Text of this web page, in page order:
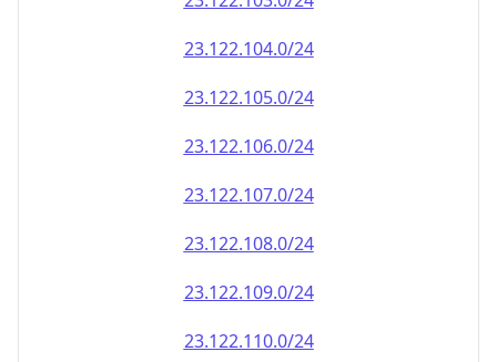
23.122.105.0/24
23.122.106.0/24
23.122.107.0/24
23.122.108.0/24
23.122.109.0/24
23.122.110.0/24
23.122.111.0/24